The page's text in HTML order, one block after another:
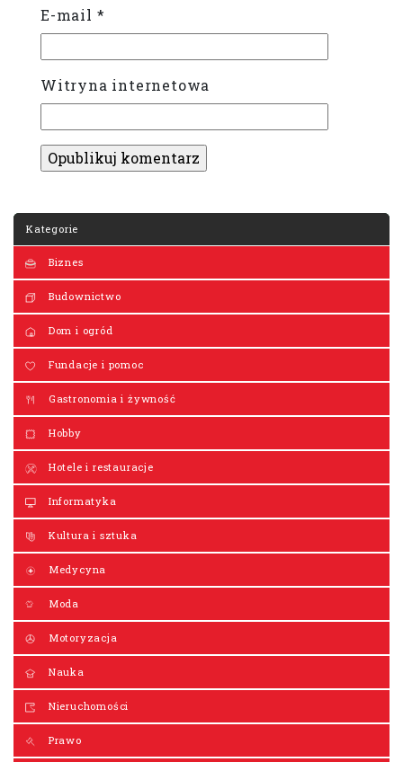
Kategorie
Biznes
Budownictwo
Dom i ogród
Fundacje i pomoc
Gastronomia i żywność
Hobby
Hotele i restauracje
Informatyka
Kultura i sztuka
Medycyna
Moda
Motoryzacja
Nauka
Nieruchomości
Prawo
E-mail *
Witryna internetowa